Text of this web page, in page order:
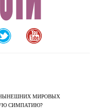
МИРОВЫХ
СИМПАТИЮ?